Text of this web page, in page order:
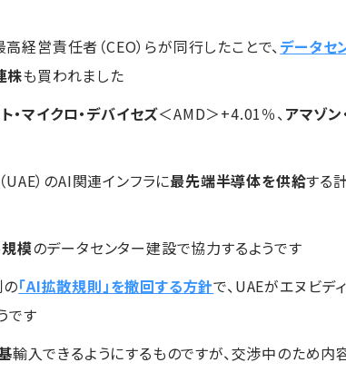
経営責任者（CEO）らが同行したことで、データセ
株も買われました
・マイクロ・デバイセズ＜AMD＞+4.01％、アマゾン
）のAI関連インフラに最先端半導体を供給する
模のデータセンター建設で協力するようです
「AI拡散規則」を撤回する方針で、UAEがエヌビデ
です
輸入できるようにするものですが、交渉中のため内